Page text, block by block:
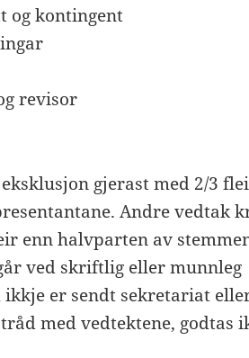
og kontingent
revisor
gjerast med 2/3
Andre vedtak
enn halvparten av
ved skriftlig eller munnleg
ikkje er sendt sekretariat
med vedtektene, godtas